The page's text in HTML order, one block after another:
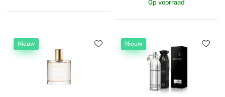
Op voorraad
Nieuw Nieuw